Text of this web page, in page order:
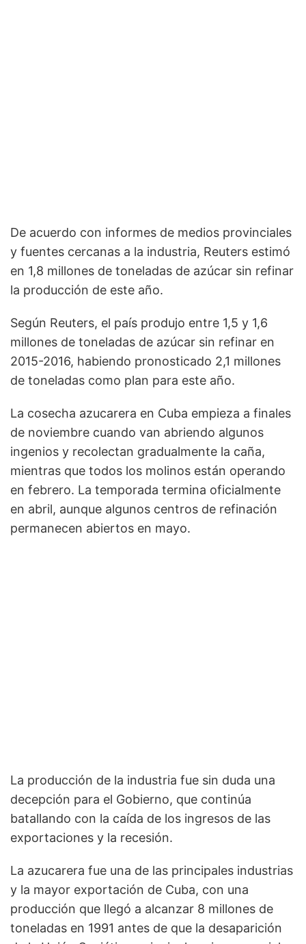
De acuerdo con informes de medios provinciales
y fuentes cercanas a la industria, Reuters estimó
en 1,8 millones de toneladas de azúcar sin refinar
la producción de este año.
Según Reuters, el país produjo entre 1,5 y 1,6
millones de toneladas de azúcar sin refinar en
2015-2016, habiendo pronosticado 2,1 millones
de toneladas como plan para este año.
La cosecha azucarera en Cuba empieza a finales
de noviembre cuando van abriendo algunos
ingenios y recolectan gradualmente la caña,
mientras que todos los molinos están operando
en febrero. La temporada termina oficialmente
en abril, aunque algunos centros de refinación
permanecen abiertos en mayo.
La producción de la industria fue sin duda una
decepción para el Gobierno, que continúa
batallando con la caída de los ingresos de las
exportaciones y la recesión.
La azucarera fue una de las principales industrias
y la mayor exportación de Cuba, con una
producción que llegó a alcanzar 8 millones de
toneladas en 1991 antes de que la desaparición